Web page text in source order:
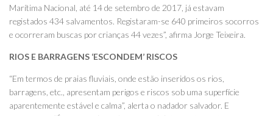
Marítima Nacional, até 14 de setembro de 2017, já estavam
registados 434 salvamentos. Registaram-se 640 primeiros socorros
e ocorreram buscas por crianças 44 vezes”, afirma Jorge Teixeira.
RIOS E BARRAGENS ‘ESCONDEM’ RISCOS
“Em termos de praias fluviais, onde estão inseridos os rios,
barragens, etc., apresentam perigos e riscos sob uma superfície
aparentemente estável e calma”, alerta o nadador salvador. E